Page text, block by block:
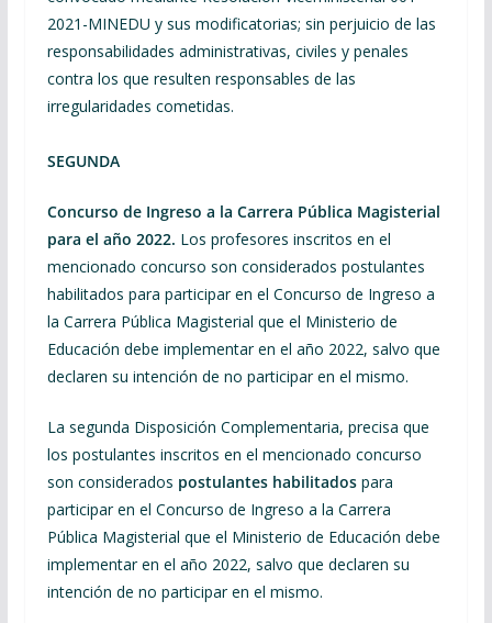
2021-MINEDU y sus modificatorias; sin perjuicio de las
responsabilidades administrativas, civiles y penales
contra los que resulten responsables de las
irregularidades cometidas.
SEGUNDA
Concurso de Ingreso a la Carrera Pública Magisterial
para el año 2022. Los profesores inscritos en el
mencionado concurso son considerados postulantes
habilitados para participar en el Concurso de Ingreso a
la Carrera Pública Magisterial que el Ministerio de
Educación debe implementar en el año 2022, salvo que
declaren su intención de no participar en el mismo.
La segunda Disposición Complementaria, precisa que
los postulantes inscritos en el mencionado concurso
son considerados postulantes habilitadospara
participar en el Concurso de Ingreso a la Carrera
Pública Magisterial que el Ministerio de Educación debe
implementar en el año 2022, salvo que declaren su
intención de no participar en el mismo.